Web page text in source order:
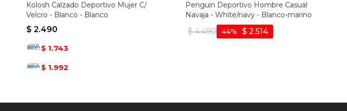
Kolosh Calzado Deportivo Mujer C/
Velcro - Blanco - Blanco
$ 2.490
$ 1.743
$ 1.992
Penguin Deportivo Hombre Casual
Navaja - White/navy - Blanco-marino
$ 4.490 $ 2.514
44